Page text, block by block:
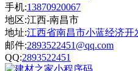
手机:13870920067
地区:江西-南昌市
地址:江西省南昌市小蓝经济开
邮件:2893522451@qq.com
QQ:2893522451